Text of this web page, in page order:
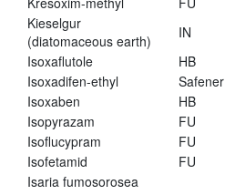
Kieselgur
(diatomaceous earth)
IN
Isoxaflutole
HB
Isoxadifen-ethyl
Safener
Isoxaben
HB
Isopyrazam
FU
Isoflucypram
FU
Isofetamid
FU
Isaria fumosorosea